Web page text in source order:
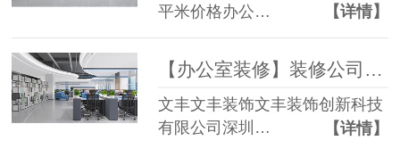
平米价格办公…
【详情】
【办公室装修】装修公司行业流量词（二）
文丰文丰装饰文丰装饰创新科技
有限公司深圳…
【详情】